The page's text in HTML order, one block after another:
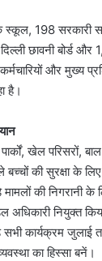
198 सरकारी
छावनी बोर्ड
और मुख्य
है।
खेल परिसरों,
की सुरक्षा के
की निगरानी
अधिकारी नियुक्त
कार्यक्रम जुलाई
का हिस्सा बनें।